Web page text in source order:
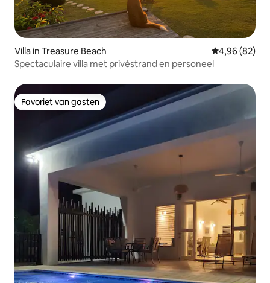
Villa in Treasure Beach Gemiddelde
4,96 (82)
Spectaculaire villa met privéstrand en personeel
Favoriet van gasten
Favoriet van gasten